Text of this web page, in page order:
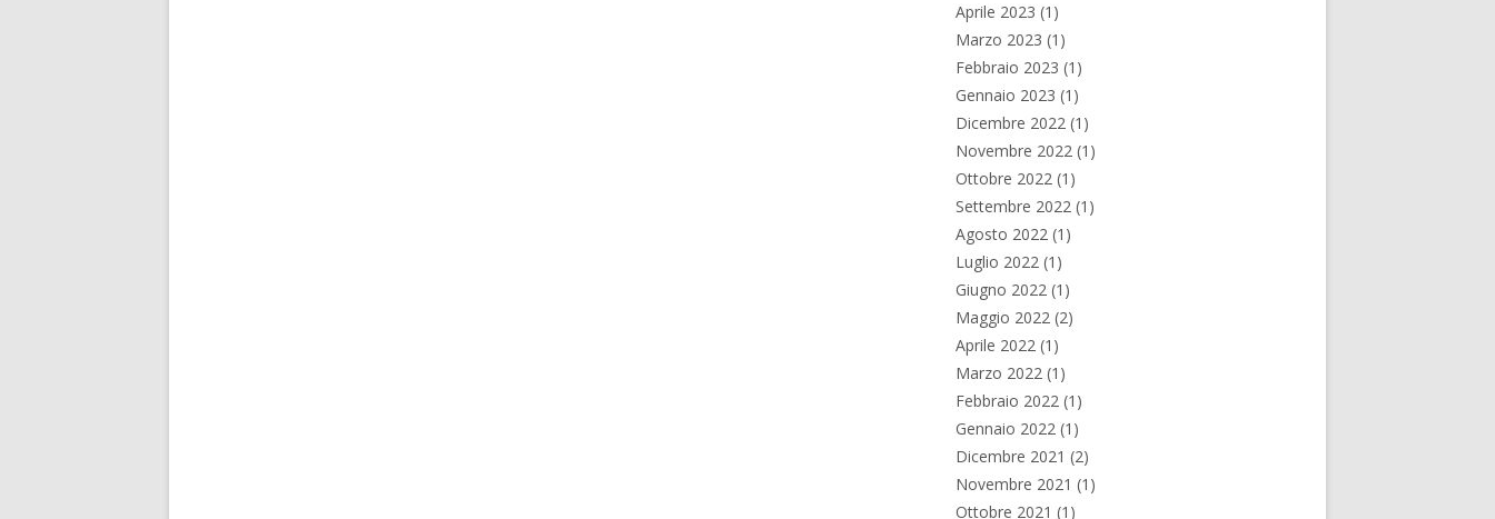
Aprile 2023 (1)
Marzo 2023 (1)
Febbraio 2023 (1)
Gennaio 2023 (1)
Dicembre 2022 (1)
Novembre 2022 (1)
Ottobre 2022 (1)
Settembre 2022 (1)
Agosto 2022 (1)
Luglio 2022 (1)
Giugno 2022 (1)
Maggio 2022 (2)
Aprile 2022 (1)
Marzo 2022 (1)
Febbraio 2022 (1)
Gennaio 2022 (1)
Dicembre 2021 (2)
Novembre 2021 (1)
Ottobre 2021 (1)